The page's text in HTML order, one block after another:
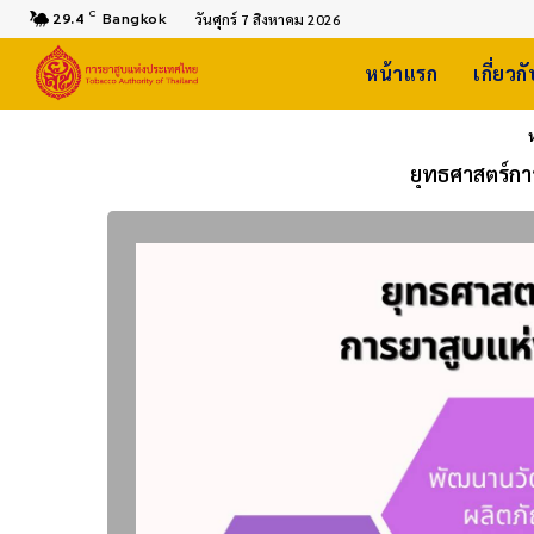
29.4 C Bangkok วันศุกร์ 7 สิงหาคม 2026
หน้าแรก เกี่ยว
ยุทธศาสตร์ก